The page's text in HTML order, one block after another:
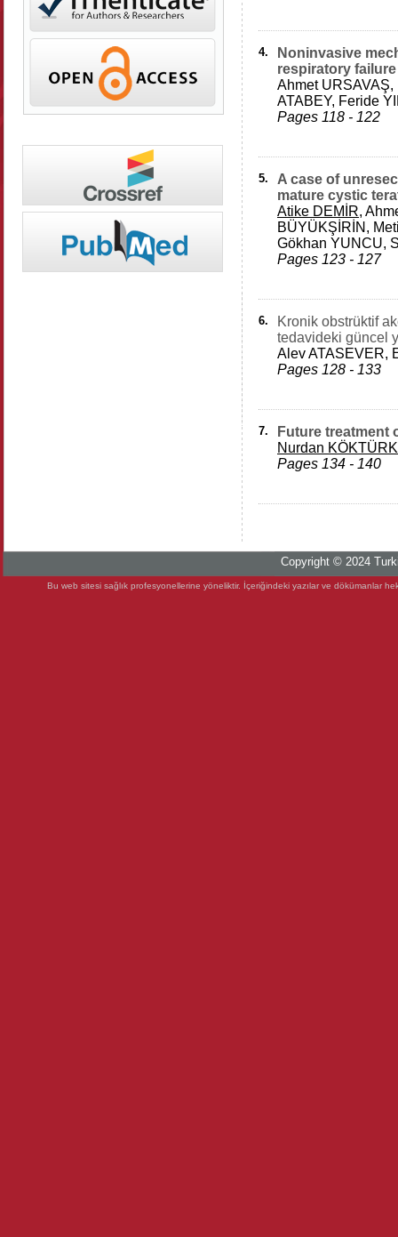
4.
Noninvasive
respiratory
Ahmet
ATABEY, Feride
Pages 118 - 122
5.
A case of
mature cystic
Atike DEMİR,
BÜYÜKŞİRİN,
Gökhan YUNCU,
Pages 123 - 127
6.
Kronik obstrüktif
tedavideki güncel
Alev ATASEVER,
Pages 128 - 133
7.
Future treatment
Nurdan KÖKTÜRK
Pages 134 - 140
Copyright © 2024
Bu web sitesi sağlık profesyonellerine yöneliktir. İçeriğindeki yazılar ve dökümanlar